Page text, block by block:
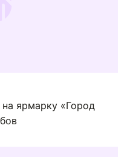
ярмарку «Город